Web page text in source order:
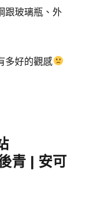
跟玻璃瓶、外
多好的觀感
青 | 安可